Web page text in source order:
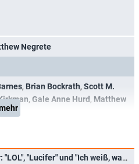
Negrete
, Brian Bockrath, Scott M.
, Gale Anne Hurd, Matthew
Amazon-Highlights im Oktober: "LOL", "Lucifer" und "Ich weiß, was du letzten Sommer getan hast"